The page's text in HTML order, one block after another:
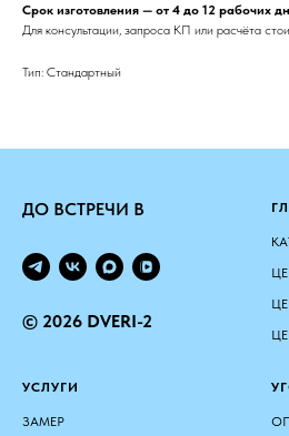
Срок изготовления — от 4 до 12 рабочих
Для консультации, запроса КП или расчёта
Тип: Стандартный
ДО ВСТРЕЧИ В
© 2026 DVERI-2
УСЛУГИ
ЗАМЕР